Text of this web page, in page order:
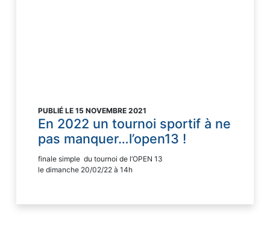
PUBLIÉ LE 15 NOVEMBRE 2021
En 2022 un tournoi sportif à ne
pas manquer…l’open13 !
finale simple du tournoi de l’OPEN 13
le dimanche 20/02/22 à 14h